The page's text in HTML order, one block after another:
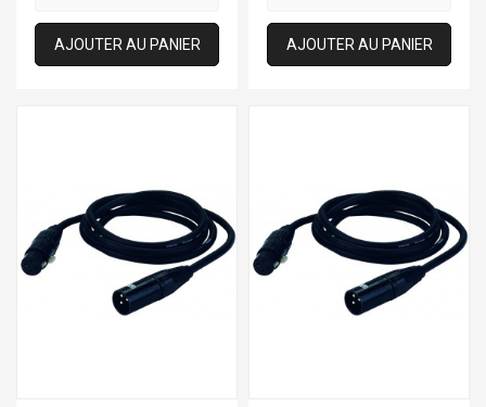
AJOUTER AU PANIER AJOUTER AU PANIER